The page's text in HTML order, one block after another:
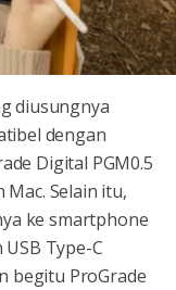
diusungnya
dengan
Digital PGM0.5
Selain itu,
ke smartphone
Type-C
begitu ProGrade